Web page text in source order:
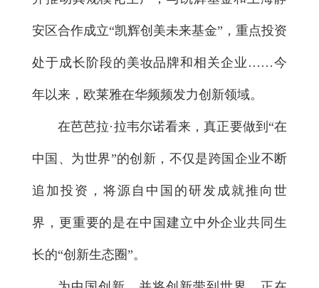
安区合作成立“凯辉创美未来基金”，重点投资
处于成长阶段的美妆品牌和相关企业……今
年以来，欧莱雅在华频频发力创新领域。
在芭芭拉·拉韦尔诺看来，真正要做到“在
中国、为世界”的创新，不仅是跨国企业不断
追加投资，将源自中国的研发成就推向世
界，更重要的是在中国建立中外企业共同生
长的“创新生态圈”。